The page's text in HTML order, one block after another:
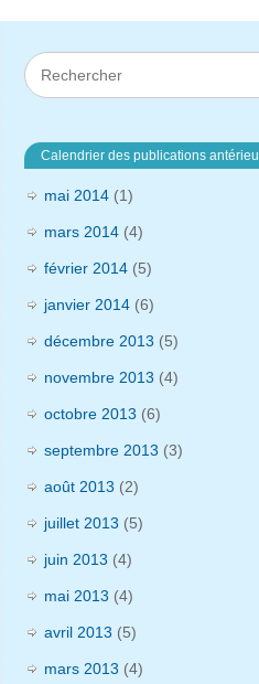
Calendrier des publications
mai 2014 (1)
mars 2014 (4)
février 2014 (5)
janvier 2014 (6)
décembre 2013 (5)
novembre 2013 (4)
octobre 2013 (6)
septembre 2013 (3)
août 2013 (2)
juillet 2013 (5)
juin 2013 (4)
mai 2013 (4)
avril 2013 (5)
mars 2013 (4)